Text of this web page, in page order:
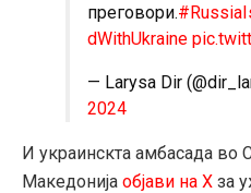
преговори.
dWithUkraine
— Larysa Dir
2024
И украинскта амбасада во
Македонија објави на Х за